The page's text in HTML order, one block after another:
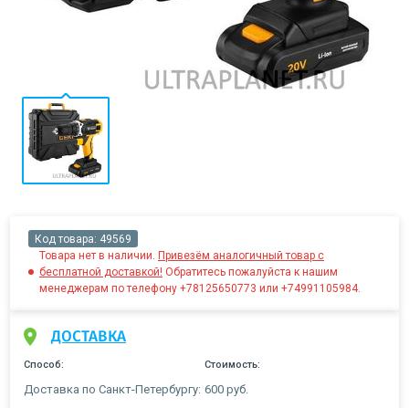
Код товара: 49569
Товара нет в наличии. Привезём аналогичный товар с
бесплатной доставкой! Обратитесь пожалуйста к нашим
менеджерам по телефону +78125650773 или +74991105984.
ДОСТАВКА
Способ: Стоимость:
Доставка по Санкт-Петербургу: 600 руб.